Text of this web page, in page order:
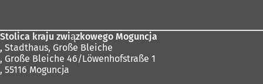
i
ę
w
n
Stolica kraju związkowego Moguncja
, Stadthaus, Große Bleiche
, Große Bleiche 46/Löwenhofstraße 1
, 55116 Moguncja